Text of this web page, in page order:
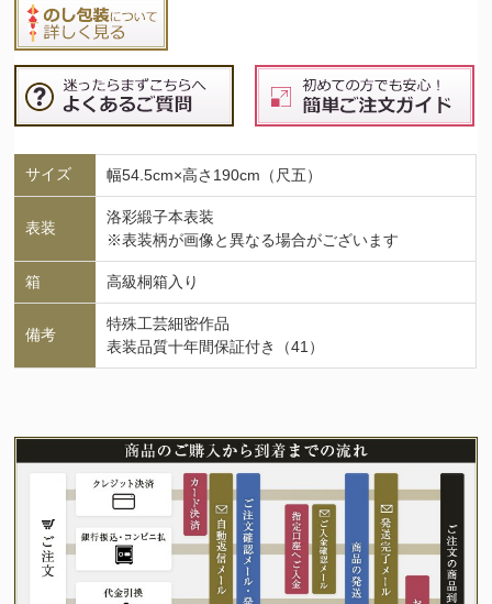
サイズ 幅54.5cm×高さ190cm（尺五）
表装
洛彩緞子本表装
※表装柄が画像と異なる場合がございます
箱 高級桐箱入り
備考
特殊工芸細密作品
表装品質十年間保証付き（41）